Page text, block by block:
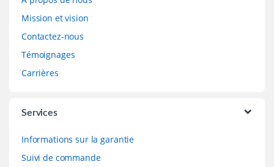
Mission et vision
Contactez-nous
Témoignages
Carrières
Services
Informations sur la garantie
Suivi de commande